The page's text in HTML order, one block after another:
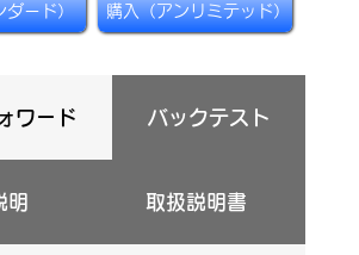
ダード） 購入（アンリミテッド）
ワード バックテスト
明 取扱説明書